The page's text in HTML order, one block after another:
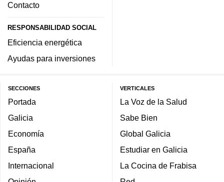
Contacto
RESPONSABILIDAD SOCIAL
Eficiencia energética
Ayudas para inversiones
SECCIONES
Portada
Galicia
Economía
España
Internacional
VERTICALES
La Voz de la Salud
Sabe Bien
Global Galicia
Estudiar en Galicia
La Cocina de Frabisa